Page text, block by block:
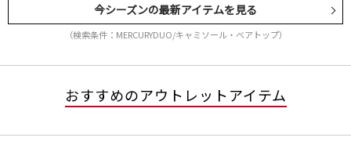
今シーズンの最新アイテムを見る
（検索条件：MERCURYDUO/キャミソール・ベアトップ）
おすすめのアウトレットアイテム